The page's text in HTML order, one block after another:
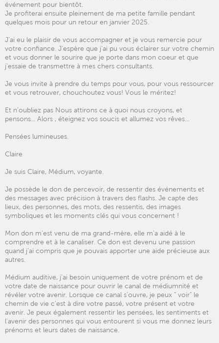
événement pour bientôt.
Je profiterai ensuite pleinement de ma petite famille pendant
quelques mois pour un retour en janvier 2025.
J’ai eu le plaisir de vous accompagner et je vous remercie pour
votre confiance. J’espère que j’ai pu vous éclairer sur votre chemin
et vous donner le sourire que je porte dans mon coeur et que
j’essaie de transmettre à mes chers consultants.
Je vous invite à prendre du temps pour vous, pour vous ressourcer
et vous retrouver, chouchoutez vous! Vous le méritez!
Et n’oubliez pas Nous attirons ce à quoi nous croyons, et
pensons... Alors , éteignez vos soucis et allumez vos rêves…
Pensées lumineuses.
Claire
Je suis Claire, Médium, voyante.
Je possède le don de percevoir, de ressentir des événements et
des messages avec précision à travers des flashs. Je capte des
lieux, des personnes, des mots, des ressentis, des images
symboliques et les moments clés qui vous concernent !
Mon don m’est venu de ma grand-mère, elle m’a aidé à le
comprendre et à le canaliser. Ce don est devenu une passion
quand j’ai compris que je pouvais apporter une aide précieuse aux
autres.
Médium auditive, j’ai besoin uniquement de votre prénom et de
votre date de naissance pour ouvrir le canal de médiumnité et
révéler votre avenir. Lorsque ce canal s'ouvre, je peux " voir" le
chemin de vie c'est à dire votre passé, votre présent et votre
avenir. Je peux également ressentir les pensées, les sentiments et
l'avenir des personnes qui vous entourent si vous me donnez leurs
prénoms et leurs dates de naissance.